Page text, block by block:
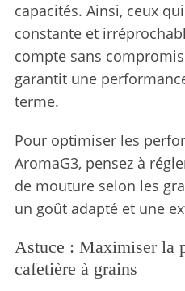
capacités. Ainsi, ceux
constante et
compte sans
garantit une
terme.
Pour optimiser les
AromaG3, pensez à
de mouture selon les
un goût adapté et une
Astuce : Maximiser la
cafetière à grains